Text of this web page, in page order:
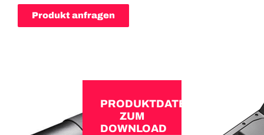
Produkt anfragen
PRODUKTDATEN
ZUM
DOWNLOAD